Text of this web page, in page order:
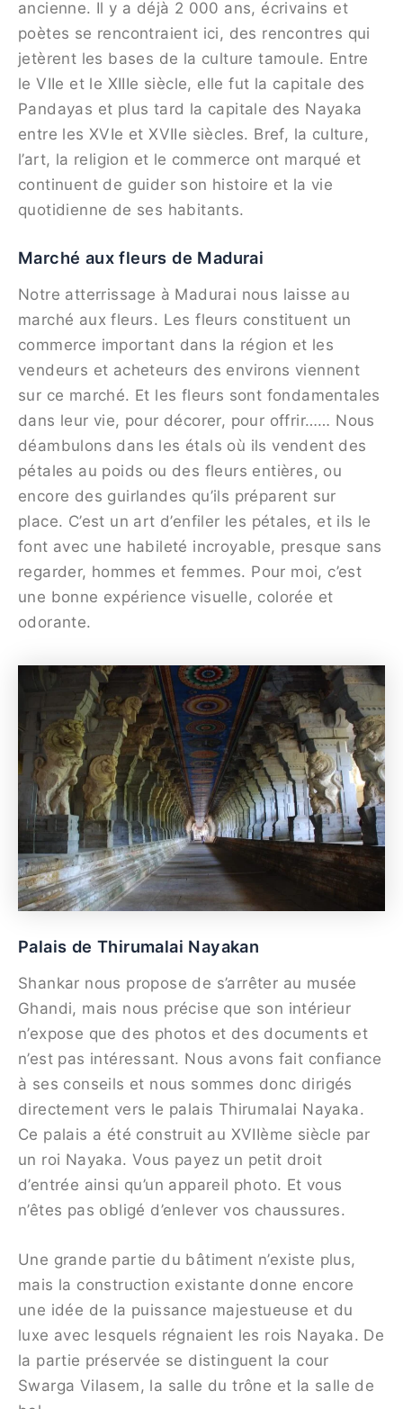
ancienne. Il y a déjà 2 000 ans, écrivains et
poètes se rencontraient ici, des rencontres qui
jetèrent les bases de la culture tamoule. Entre
le VIIe et le XIIIe siècle, elle fut la capitale des
Pandayas et plus tard la capitale des Nayaka
entre les XVIe et XVIIe siècles. Bref, la culture,
l’art, la religion et le commerce ont marqué et
continuent de guider son histoire et la vie
quotidienne de ses habitants.
Marché aux fleurs de Madurai
Notre atterrissage à Madurai nous laisse au
marché aux fleurs. Les fleurs constituent un
commerce important dans la région et les
vendeurs et acheteurs des environs viennent
sur ce marché. Et les fleurs sont fondamentales
dans leur vie, pour décorer, pour offrir…… Nous
déambulons dans les étals où ils vendent des
pétales au poids ou des fleurs entières, ou
encore des guirlandes qu’ils préparent sur
place. C’est un art d’enfiler les pétales, et ils le
font avec une habileté incroyable, presque sans
regarder, hommes et femmes. Pour moi, c’est
une bonne expérience visuelle, colorée et
odorante.
Palais de Thirumalai Nayakan
Shankar nous propose de s’arrêter au musée
Ghandi, mais nous précise que son intérieur
n’expose que des photos et des documents et
n’est pas intéressant. Nous avons fait confiance
à ses conseils et nous sommes donc dirigés
directement vers le palais Thirumalai Nayaka.
Ce palais a été construit au XVIIème siècle par
un roi Nayaka. Vous payez un petit droit
d’entrée ainsi qu’un appareil photo. Et vous
n’êtes pas obligé d’enlever vos chaussures.
Une grande partie du bâtiment n’existe plus,
mais la construction existante donne encore
une idée de la puissance majestueuse et du
luxe avec lesquels régnaient les rois Nayaka. De
la partie préservée se distinguent la cour
Swarga Vilasem, la salle du trône et la salle de